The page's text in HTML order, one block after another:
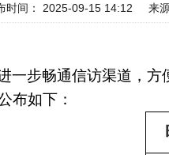
时间： 2025-09-15 14:12 来
一步畅通信访渠道，方
布如下：